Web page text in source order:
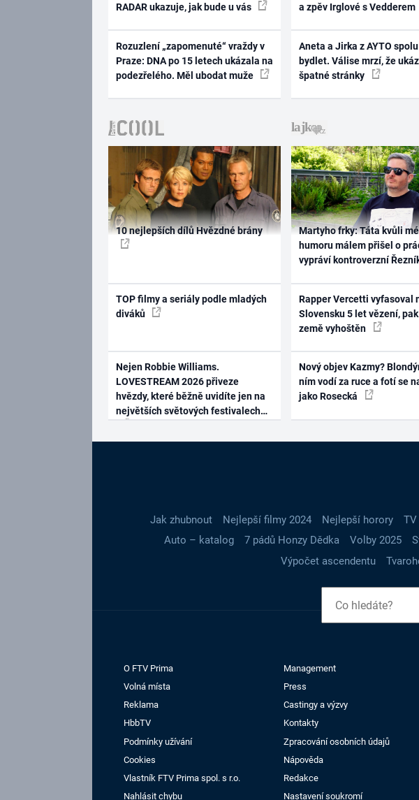
RADAR ukazuje, jak bude u vás
Rozuzlení „zapomenuté“ vraždy v
Praze: DNA po 15 letech ukázala na
podezřelého. Měl ubodat muže
a zpěv Irglové s Vedderem
Aneta a Jirka z AYTO
bydlet. Válise mrzí, že
špatné stránky
10 nejlepších dílů Hvězdné brány
TOP filmy a seriály podle mladých
diváků
Nejen Robbie Williams.
LOVESTREAM 2026 přiveze
hvězdy, které běžně uvidíte jen na
největších světových festivalech
Martyho frky: Táta kvůli
humoru málem přišel o
vypráví kontroverzní
Rapper Vercetti vyfasoval
Slovensku 5 let vězení,
země vyhoštěn
Nový objev Kazmy?
ním vodí za ruce a fotí se
jako Rosecká
Jak zhubnout Nejlepší filmy 2024 Nejlepší horory TV
Auto – katalog
7 pádů Honzy Dědka Volby 2025
Výpočet ascendentu
O FTV Prima
Management
Volná místa
Press
Reklama
Castingy a výzvy
HbbTV
Kontakty
Podmínky užívání
Zpracování osobních údajů
Cookies
Nápověda
Vlastník FTV Prima spol. s r.o.
Redakce
Nahlásit chybu
Nastavení soukromí